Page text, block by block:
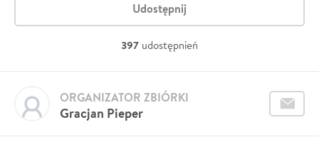
Udostępnij
397 udostępnień
Gracjan Pieper
ORGANIZATOR ZBIÓRKI